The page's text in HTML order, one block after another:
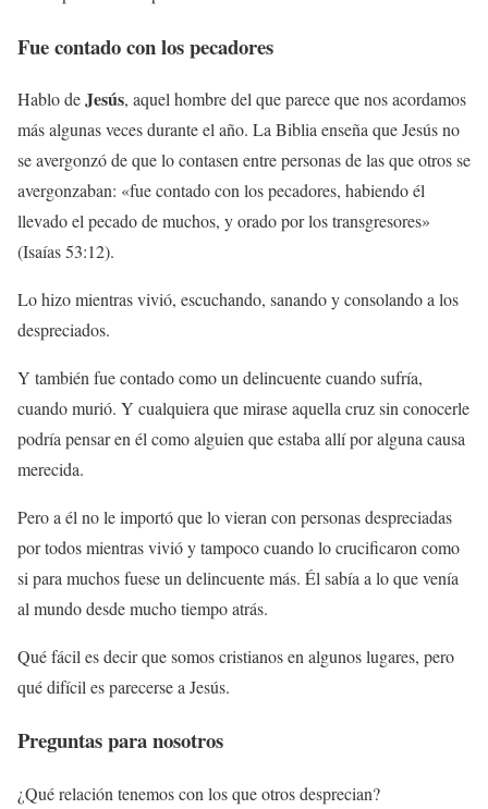
Fue contado con los pecadores
Hablo deJesús, aquel hombre del que parece que nos acordamos
más algunas veces durante el año. La Biblia enseña que Jesús no
se avergonzó de que lo contasen entre personas de las que otros se
avergonzaban: «fue contado con los pecadores, habiendo él
llevado el pecado de muchos, y orado por los transgresores»
(Isaías 53:12).
Lo hizo mientras vivió, escuchando, sanando y consolando a los
despreciados.
Y también fue contado como un delincuente cuando sufría,
cuando murió. Y cualquiera que mirase aquella cruz sin conocerle
podría pensar en él como alguien que estaba allí por alguna causa
merecida.
Pero a él no le importó que lo vieran con personas despreciadas
por todos mientras vivió y tampoco cuando lo crucificaron como
si para muchos fuese un delincuente más. Él sabía a lo que venía
al mundo desde mucho tiempo atrás.
Qué fácil es decir que somos cristianos en algunos lugares, pero
qué difícil es parecerse a Jesús.
Preguntas para nosotros
¿Qué relación tenemos con los que otros desprecian?